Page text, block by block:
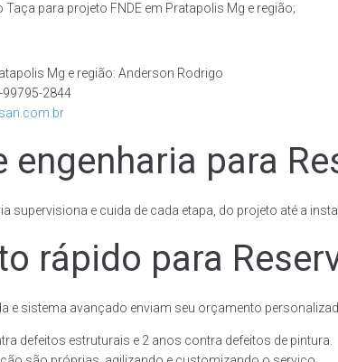
para projeto FNDE em Pratapolis Mg e região;
Mg e região: Anderson Rodrigo
2844
engenharia para
supervisiona e cuida de cada etapa, do projeto até a
rápido para
e sistema avançado enviam seu orçamento
defeitos estruturais e 2 anos contra defeitos de pintura.